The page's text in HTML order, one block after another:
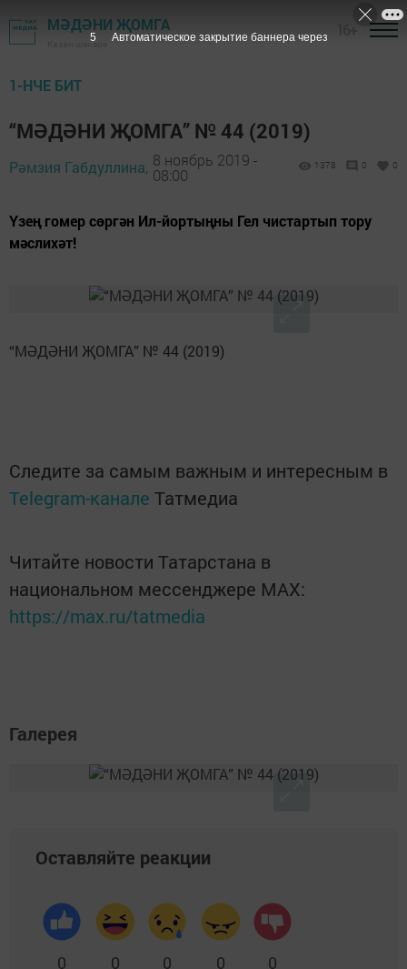
МӘДӘНИ ҖОМГА
Казан шәһәре
1-НЧЕ БИТ
“МӘДӘНИ ҖОМГА” № 44 (2019)
Рәмзия Габдуллина, 8 ноябрь 2019 -
08:00
1378 0 0
Үзең гомер сөргән Ил-йортыңны Гел чистартып тору
мәслихәт!
“МӘДӘНИ ҖОМГА” № 44 (2019)
Следите за самым важным и интересным в
Telegram-канале Татмедиа
Читайте новости Татарстана в
национальном мессенджере MАХ:
https://max.ru/tatmedia
Галерея
Оставляйте реакции
0 0 0 0 0
5 Автоматическое закрытие баннера через